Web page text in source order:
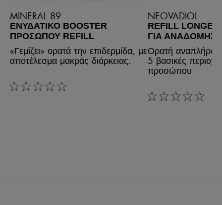
MINERAL 89
ΕΝΥΔΑΤΙΚΌ BOOSTER
ΠΡΟΣΏΠΟΥ REFILL
«Γεμίζει» ορατά την επιδερμίδα, με
αποτέλεσμα μακράς διάρκειας.
rating: 0 out of 5
NEOVADIOL
REFILL
ΓΙΑ
Ορατή
5 βασικές
προσώπου
rating: 0 out of 5